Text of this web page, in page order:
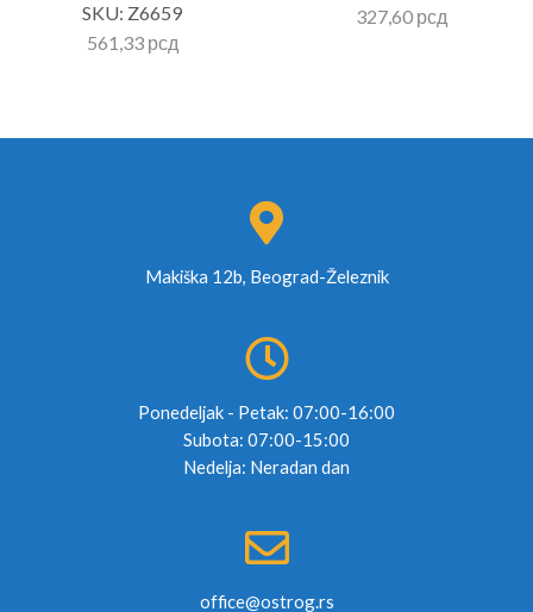
SKU: Z6659
561,33 рсд
327,60 рсд
Makiška 12b, Beograd-Železnik
Ponedeljak - Petak: 07:00-16:00
Subota: 07:00-15:00
Nedelja: Neradan dan
office@ostrog.rs